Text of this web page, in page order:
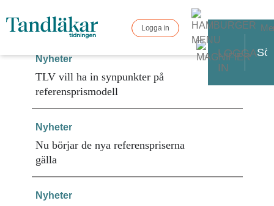
Logga in
LOGGA
IN
TLV vill ha in synpunkter på
referensprismodell
Nyheter
Nu börjar de nya referenspriserna
gälla
Nyheter
Nyheter